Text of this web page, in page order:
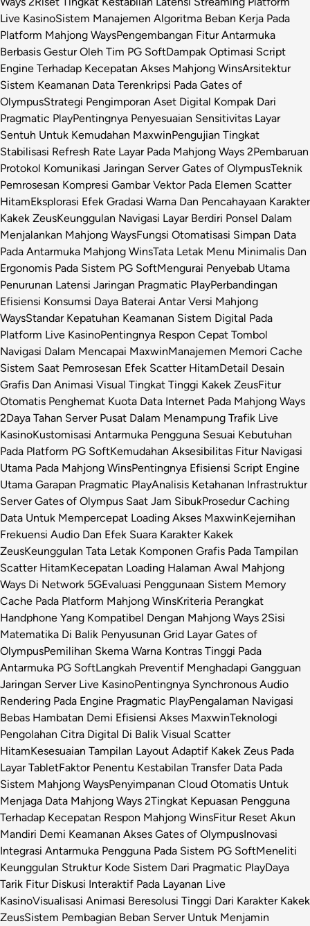
Live KasinoSistem Manajemen Algoritma Beban Kerja Pada
Platform Mahjong WaysPengembangan Fitur Antarmuka
Berbasis Gestur Oleh Tim PG SoftDampak Optimasi Script
Engine Terhadap Kecepatan Akses Mahjong WinsArsitektur
Sistem Keamanan Data Terenkripsi Pada Gates of
OlympusStrategi Pengimporan Aset Digital Kompak Dari
Pragmatic PlayPentingnya Penyesuaian Sensitivitas Layar
Sentuh Untuk Kemudahan MaxwinPengujian Tingkat
Stabilisasi Refresh Rate Layar Pada Mahjong Ways 2Pembaruan
Protokol Komunikasi Jaringan Server Gates of OlympusTeknik
Pemrosesan Kompresi Gambar Vektor Pada Elemen Scatter
HitamEksplorasi Efek Gradasi Warna Dan Pencahayaan Karakter
Kakek ZeusKeunggulan Navigasi Layar Berdiri Ponsel Dalam
Menjalankan Mahjong WaysFungsi Otomatisasi Simpan Data
Pada Antarmuka Mahjong WinsTata Letak Menu Minimalis Dan
Ergonomis Pada Sistem PG SoftMengurai Penyebab Utama
Penurunan Latensi Jaringan Pragmatic PlayPerbandingan
Efisiensi Konsumsi Daya Baterai Antar Versi Mahjong
WaysStandar Kepatuhan Keamanan Sistem Digital Pada
Platform Live KasinoPentingnya Respon Cepat Tombol
Navigasi Dalam Mencapai MaxwinManajemen Memori Cache
Sistem Saat Pemrosesan Efek Scatter HitamDetail Desain
Grafis Dan Animasi Visual Tingkat Tinggi Kakek ZeusFitur
Otomatis Penghemat Kuota Data Internet Pada Mahjong Ways
2Daya Tahan Server Pusat Dalam Menampung Trafik Live
KasinoKustomisasi Antarmuka Pengguna Sesuai Kebutuhan
Pada Platform PG SoftKemudahan Aksesibilitas Fitur Navigasi
Utama Pada Mahjong WinsPentingnya Efisiensi Script Engine
Utama Garapan Pragmatic PlayAnalisis Ketahanan Infrastruktur
Server Gates of Olympus Saat Jam SibukProsedur Caching
Data Untuk Mempercepat Loading Akses MaxwinKejernihan
Frekuensi Audio Dan Efek Suara Karakter Kakek
ZeusKeunggulan Tata Letak Komponen Grafis Pada Tampilan
Scatter HitamKecepatan Loading Halaman Awal Mahjong
Ways Di Network 5GEvaluasi Penggunaan Sistem Memory
Cache Pada Platform Mahjong WinsKriteria Perangkat
Handphone Yang Kompatibel Dengan Mahjong Ways 2Sisi
Matematika Di Balik Penyusunan Grid Layar Gates of
OlympusPemilihan Skema Warna Kontras Tinggi Pada
Antarmuka PG SoftLangkah Preventif Menghadapi Gangguan
Jaringan Server Live KasinoPentingnya Synchronous Audio
Rendering Pada Engine Pragmatic PlayPengalaman Navigasi
Bebas Hambatan Demi Efisiensi Akses MaxwinTeknologi
Pengolahan Citra Digital Di Balik Visual Scatter
HitamKesesuaian Tampilan Layout Adaptif Kakek Zeus Pada
Layar TabletFaktor Penentu Kestabilan Transfer Data Pada
Sistem Mahjong WaysPenyimpanan Cloud Otomatis Untuk
Menjaga Data Mahjong Ways 2Tingkat Kepuasan Pengguna
Terhadap Kecepatan Respon Mahjong WinsFitur Reset Akun
Mandiri Demi Keamanan Akses Gates of OlympusInovasi
Integrasi Antarmuka Pengguna Pada Sistem PG SoftMeneliti
Keunggulan Struktur Kode Sistem Dari Pragmatic PlayDaya
Tarik Fitur Diskusi Interaktif Pada Layanan Live
KasinoVisualisasi Animasi Beresolusi Tinggi Dari Karakter Kakek
ZeusSistem Pembagian Beban Server Untuk Menjamin